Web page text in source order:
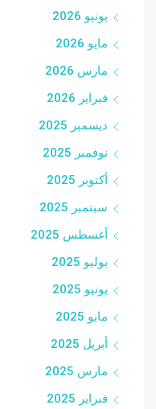
يونيو 2026
مايو 2026
مارس 2026
فبراير 2026
ديسمبر 2025
نوفمبر 2025
أكتوبر 2025
سبتمبر 2025
أغسطس 2025
يوليو 2025
يونيو 2025
مايو 2025
أبريل 2025
مارس 2025
فبراير 2025